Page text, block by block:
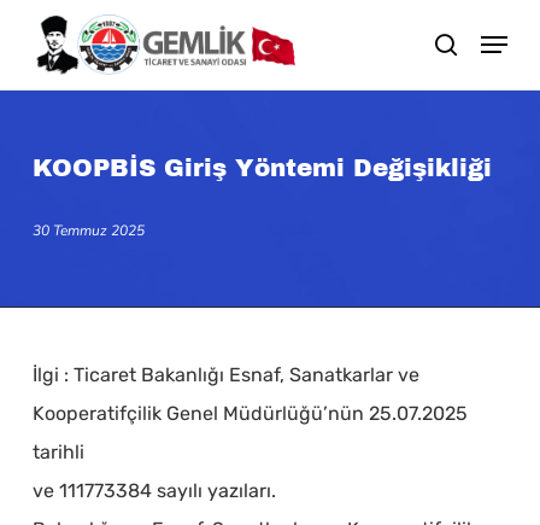
main
search
KOOPBİS Giriş Yöntemi Değişikliği
30 Temmuz 2025
İlgi : Ticaret Bakanlığı Esnaf, Sanatkarlar ve
Kooperatifçilik Genel Müdürlüğü’nün 25.07.2025
tarihli
ve 111773384 sayılı yazıları.